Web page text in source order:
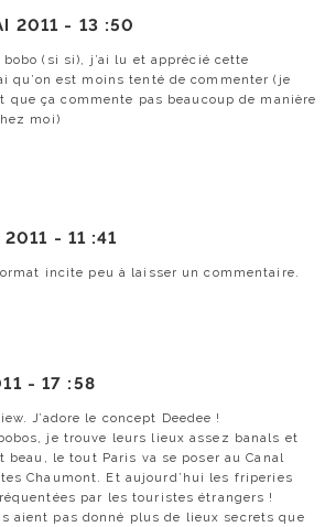
2011 - 13 :50
(si si), j’ai lu et apprécié cette
qu’on est moins tenté de commenter (je
que ça commente pas beaucoup de manière
moi)
2011 - 11 :41
incite peu à laisser un commentaire.
-17 :58
J’adore le concept Deedee !
je trouve leurs lieux assez banals et
le tout Paris va se poser au Canal
Chaumont. Et aujourd’hui les friperies
par les touristes étrangers !
aient pas donné plus de lieux secrets que